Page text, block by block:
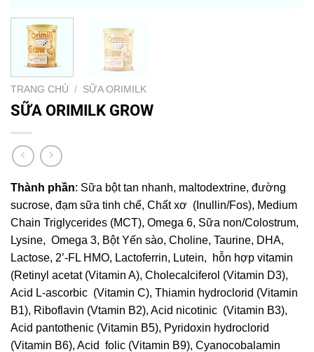
TRANG CHỦ / SỮA ORIMILK
SỮA ORIMILK GROW
Thành phần: Sữa bột tan nhanh, maltodextrine, đường
sucrose, đạm sữa tinh chế, Chất xơ (Inullin/Fos), Medium
Chain Triglycerides (MCT), Omega 6, Sữa non/Colostrum,
Lysine, Omega 3, Bột Yến sào, Choline, Taurine, DHA,
Lactose, 2’-FL HMO, Lactoferrin, Lutein, hỗn hợp vitamin
(Retinyl acetat (Vitamin A), Cholecalciferol (Vitamin D3),
Acid L-ascorbic (Vitamin C), Thiamin hydroclorid (Vitamin
B1), Riboflavin (Vtamin B2), Acid nicotinic (Vitamin B3),
Acid pantothenic (Vitamin B5), Pyridoxin hydroclorid
(Vitamin B6), Acid folic (Vitamin B9), Cyanocobalamin